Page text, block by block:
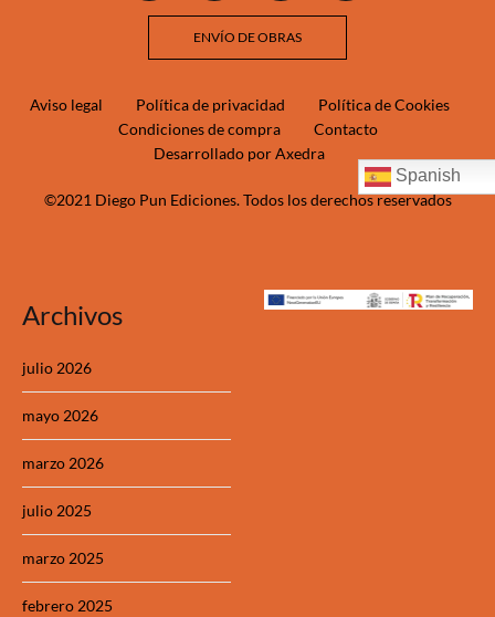
ENVÍO DE OBRAS
©2021 Diego Pun Ediciones. Todos los derechos reservados
Aviso legal Política de privacidad
Política de Cookies
Condiciones de compra
Contacto
Desarrollado por Axedra
Spanish
Archivos
julio 2026
mayo 2026
marzo 2026
julio 2025
marzo 2025
febrero 2025